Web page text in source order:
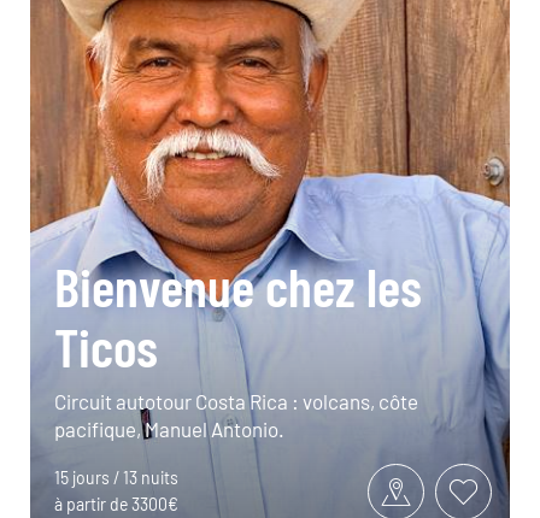
Bienvenue chez les
Ticos
Circuit autotour Costa Rica : volcans, côte
pacifique, Manuel Antonio.
15 jours / 13 nuits
à partir de 3300€